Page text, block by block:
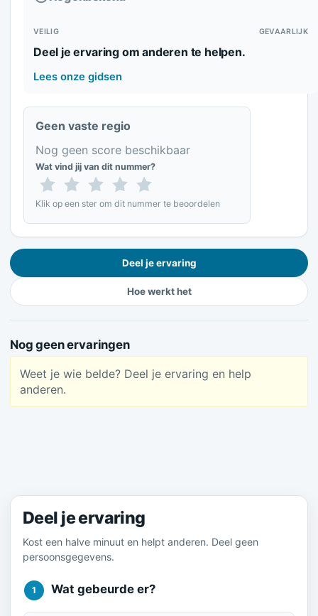
VEILIG GEVAARLIJK
Deel je ervaring om anderen te helpen.
Lees onze gidsen
Geen vaste regio
Nog geen score beschikbaar
Wat vind jij van dit nummer?
Klik op een ster om dit nummer te beoordelen
Deel je ervaring
Hoe werkt het
Nog geen ervaringen
Weet je wie belde? Deel je ervaring en help
anderen.
Deel je ervaring
Kost een halve minuut en helpt anderen. Deel geen
persoonsgegevens.
1 Wat gebeurde er?